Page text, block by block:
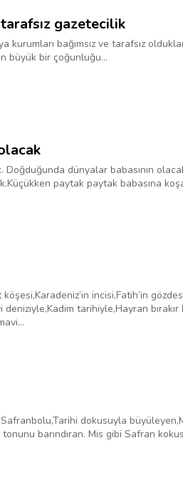
tarafsız gazetecilik
kurumları bağımsız ve tarafsız
büyük bir çoğunluğu...
Doğduğunda dünyalar babasının
paytak paytak babasına
incisi,Fatih’in
deniziyle,Kadim tarihiyle,Hayran
dokusuyla
barındıran. Mis gibi Safran